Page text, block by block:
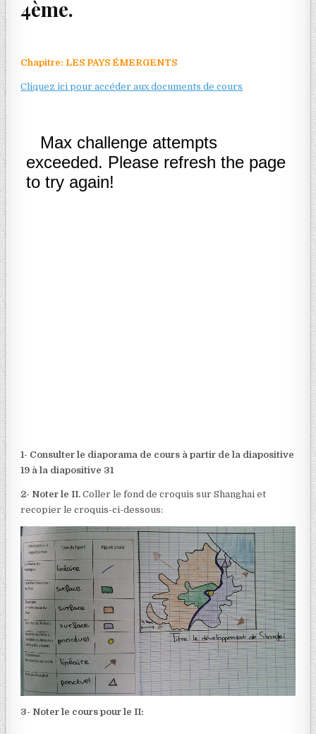
4ème.
Chapitre: LES PAYSÉMERGENTS
Cliquez ici pour accéder aux documents de cours
1- Consulter le diaporama de cours à partir de la diapositive
19 à la diapositive 31
2- Noter le II. Coller le fond de croquis sur Shanghai et
recopier le croquis-ci-dessous:
3- Noter le cours pour le II: